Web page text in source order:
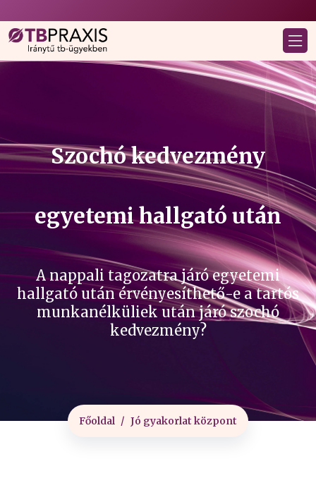
Szochó kedvezmény
egyetemi hallgató után
A nappali tagozatra járó egyetemi
hallgató után érvényesíthető-e a tartós
munkanélküliek után járó szochó
kedvezmény?
Főoldal Jó gyakorlat központ